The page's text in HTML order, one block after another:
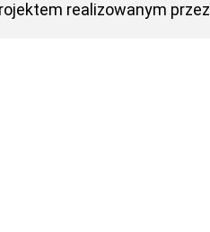
realizowanym przez